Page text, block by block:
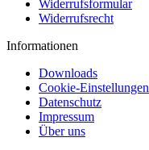
Widerrufsformular
Widerrufsrecht
Informationen
Downloads
Cookie-Einstellungen
Datenschutz
Impressum
Über uns